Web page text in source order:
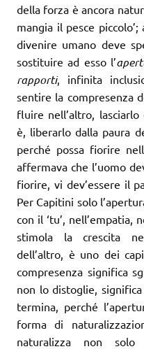
della forza è ancora
mangia il pesce
divenire umano deve
sostituire ad esso l’
rapporti, infinita
sentire la compresenza
fluire nell’altro,
è, liberarlo dalla paura
perché possa fiorire
affermava che l’uomo
fiorire, vi dev’essere il
Per Capitini solo
con il ‘tu’, nell’empatia,
stimola la crescita
dell’altro, è uno dei
compresenza significa
non lo distoglie,
termina, perché
forma di
naturalizza non solo